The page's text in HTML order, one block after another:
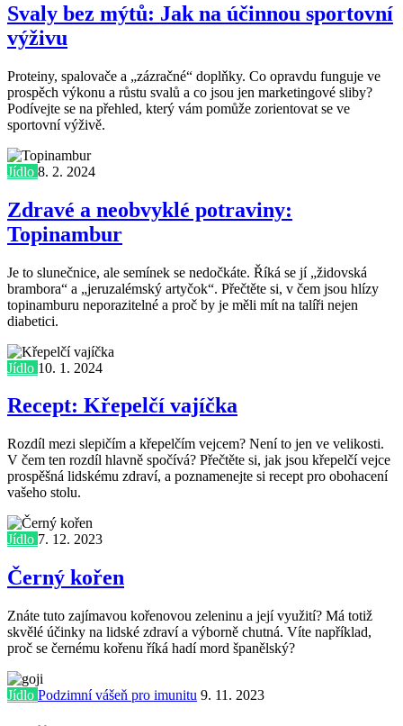
Svaly bez mýtů: Jak na účinnou sportovní
výživu
Proteiny, spalovače a „zázračné“ doplňky. Co opravdu funguje ve
prospěch výkonu a růstu svalů a co jsou jen marketingové sliby?
Podívejte se na přehled, který vám pomůže zorientovat se ve
sportovní výživě.
Jídlo 8. 2. 2024
Zdravé a neobvyklé potraviny:
Topinambur
Je to slunečnice, ale semínek se nedočkáte. Říká se jí „židovská
brambora“ a „jeruzalémský artyčok“. Přečtěte si, v čem jsou hlízy
topinamburu neporazitelné a proč by je měli mít na talíři nejen
diabetici.
Jídlo 10. 1. 2024
Recept: Křepelčí vajíčka
Rozdíl mezi slepičím a křepelčím vejcem? Není to jen ve velikosti.
V čem ten rozdíl hlavně spočívá? Přečtěte si, jak jsou křepelčí vejce
prospěšná lidskému zdraví, a poznamenejte si recept pro obohacení
vašeho stolu.
Jídlo 7. 12. 2023
Černý kořen
Znáte tuto zajímavou kořenovou zeleninu a její využití? Má totiž
skvělé účinky na lidské zdraví a výborně chutná. Víte například,
proč se černému kořenu říká hadí mord španělský?
Jídlo Podzimní vášeň pro imunitu 9. 11. 2023